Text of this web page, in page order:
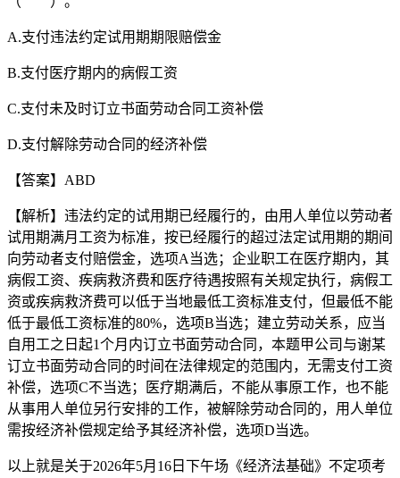
A.支付违法约定试用期期限赔偿金
B.支付医疗期内的病假工资
C.支付未及时订立书面劳动合同工资补偿
D.支付解除劳动合同的经济补偿
【答案】ABD
【解析】违法约定的试用期已经履行的，由用人单位以劳动者
试用期满月工资为标准，按已经履行的超过法定试用期的期间
向劳动者支付赔偿金，选项A当选；企业职工在医疗期内，其
病假工资、疾病救济费和医疗待遇按照有关规定执行，病假工
资或疾病救济费可以低于当地最低工资标准支付，但最低不能
低于最低工资标准的80%，选项B当选；建立劳动关系，应当
自用工之日起1个月内订立书面劳动合同，本题甲公司与谢某
订立书面劳动合同的时间在法律规定的范围内，无需支付工资
补偿，选项C不当选；医疗期满后，不能从事原工作，也不能
从事用人单位另行安排的工作，被解除劳动合同的，用人单位
需按经济补偿规定给予其经济补偿，选项D当选。
以上就是关于2026年5月16日下午场《经济法基础》不定项考